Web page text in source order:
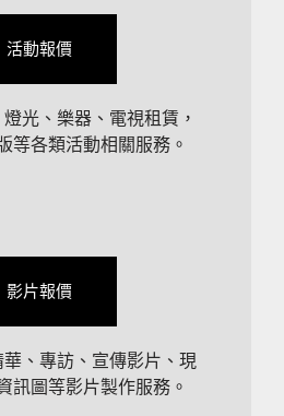
活動報價
光、樂器、電視租賃，
等各類活動相關服務。
影片報價
、專訪、宣傳影片、現
訊圖等影片製作服務。